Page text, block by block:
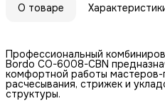
О товаре
Профессиональный
Bordo CO-6008-CBN
комфортной работы
расчесывания, стрижек и
структуры.